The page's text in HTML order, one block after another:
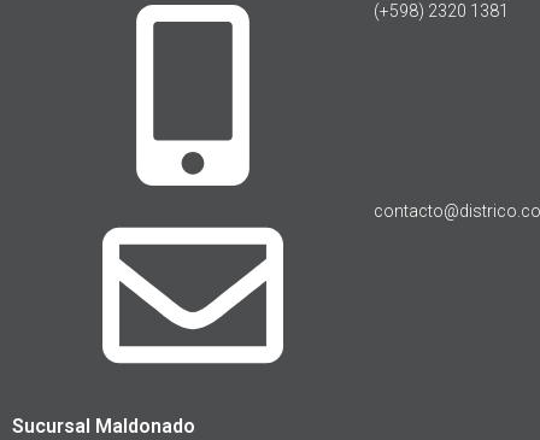
(+598) 2320 1381
Sucursal Maldonado